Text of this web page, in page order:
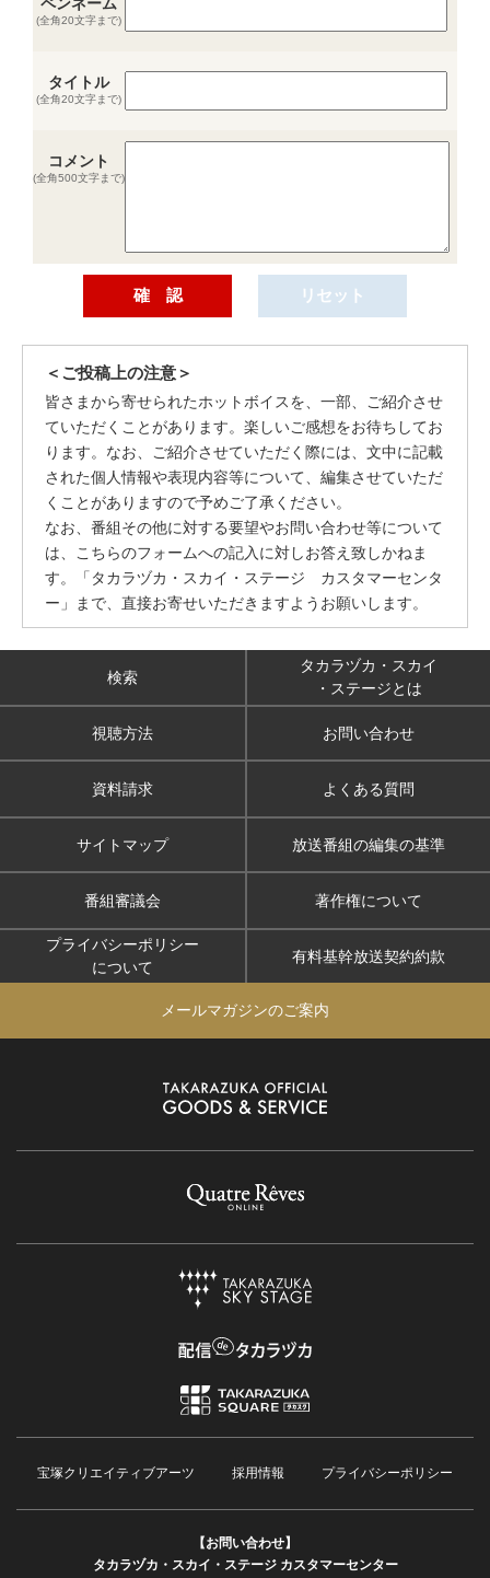
(全角20文字まで)
タイトル
(全角20文字まで)
コメント
(全角500文字まで)
＜ご投稿上の注意＞
皆さまから寄せられたホットボイスを、一部、ご紹介させ
ていただくことがあります。楽しいご感想をお待ちしてお
ります。なお、ご紹介させていただく際には、文中に記載
された個人情報や表現内容等について、編集させていただ
くことがありますので予めご了承ください。
なお、番組その他に対する要望やお問い合わせ等について
は、こちらのフォームへの記入に対しお答え致しかねま
す。「タカラヅカ・スカイ・ステージ カスタマーセンタ
ー」まで、直接お寄せいただきますようお願いします。
検索
タカラヅカ・スカイ
・ステージとは
視聴方法 お問い合わせ
資料請求 よくある質問
サイトマップ 放送番組の編集の基準
番組審議会 著作権について
プライバシーポリシー
について
有料基幹放送契約約款
メールマガジンのご案内
宝塚クリエイティブアーツ 採用情報 プライバシーポリシー
【お問い合わせ】
タカラヅカ・スカイ・ステージ カスタマーセンター